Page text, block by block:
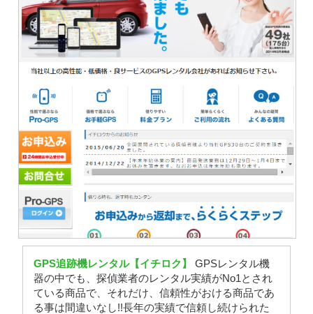
GPS追跡機レンタル【イチロク】
GPSレンタル機
器の中でも、探偵業者のレンタル実績がNo1とされ
ている商品で、それだけ、信頼性がおける商品であ
る事は間違いなし!!長年の実績で信頼し続けられた